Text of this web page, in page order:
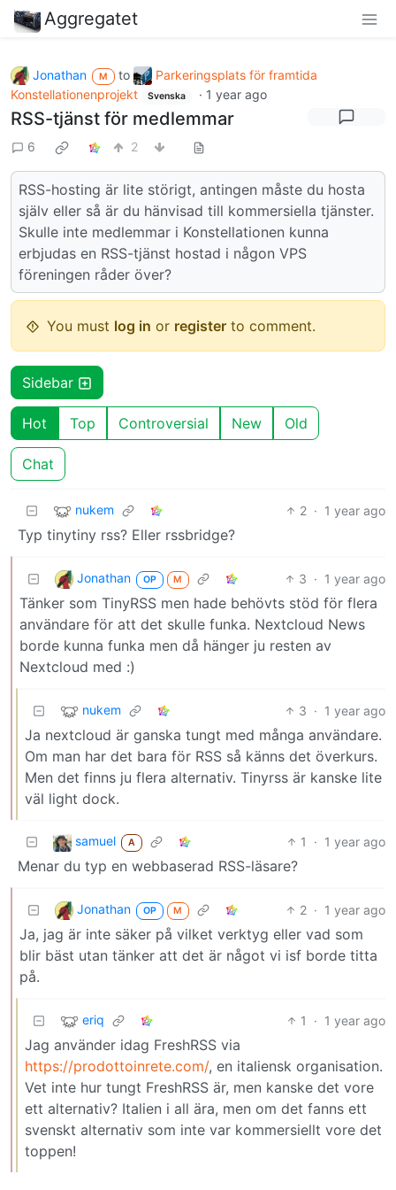
Aggregatet
Jonathan M to
Parkeringsplats för framtida
Konstellationenprojekt
Svenska · 1 year ago
RSS-tjänst för medlemmar
6 2
RSS-hosting är lite störigt, antingen måste du hosta
själv eller så är du hänvisad till kommersiella tjänster.
Skulle inte medlemmar i Konstellationen kunna
erbjudas en RSS-tjänst hostad i någon VPS
föreningen råder över?
You must log in or register to comment.
Sidebar
Hot Top Controversial New Old
Chat
nukem 2 · 1 year ago
Typ tinytiny rss? Eller rssbridge?
Jonathan OP M 3 · 1 year ago
Tänker som TinyRSS men hade behövts stöd för flera
användare för att det skulle funka. Nextcloud News
borde kunna funka men då hänger ju resten av
Nextcloud med :)
nukem 3 · 1 year ago
Ja nextcloud är ganska tungt med många användare.
Om man har det bara för RSS så känns det överkurs.
Men det finns ju flera alternativ. Tinyrss är kanske lite
väl light dock.
samuel A 1 · 1 year ago
Menar du typ en webbaserad RSS-läsare?
Jonathan OP M 2 · 1 year ago
Ja, jag är inte säker på vilket verktyg eller vad som
blir bäst utan tänker att det är något vi isf borde titta
på.
eriq 1 · 1 year ago
Jag använder idag FreshRSS via
https://prodottoinrete.com/, en italiensk organisation.
Vet inte hur tungt FreshRSS är, men kanske det vore
ett alternativ? Italien i all ära, men om det fanns ett
svenskt alternativ som inte var kommersiellt vore det
toppen!